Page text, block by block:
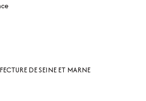
DE SEINE ET MARNE